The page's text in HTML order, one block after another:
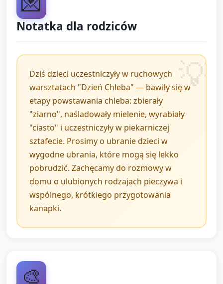
przenoszenia z miejsca na miejsce.
wyścig (7–8 minut)
Ustaw prosty tor przeszkód z pachołków, hula-
hop i poduszek. Dzieci w parach/małych
grupach przenoszą „bochenek” (miękka piłka
lub pluszak) z początku toru do „piekarnika”
(oznaczony obszar).
Forma: sztafeta — jedno dziecko biegnie z
bochenkiem, omija przeszkody, podaje
bochenek kolejnemu dziecku.
Po ukończeniu toru dzieci wspólnie „pieką”
rytmie, symbolizujące „pierzenie” lub „gorące
Notatka dla rodziców
Dziś dzieci uczestniczyły w ruchowych
warsztatach "Dzień Chleba" — bawiły się w
etapy powstawania chleba: zbierały
"ziarno", naśladowały mielenie, wyrabiały
"ciasto" i uczestniczyły w piekarniczej
sztafecie. Prosimy o ubranie dzieci w
wygodne ubrania, które mogą się lekko
pobrudzić. Zachęcamy do rozmowy w
domu o ulubionych rodzajach pieczywa i
wspólnego, krótkiego przygotowania
kanapki.
🎨